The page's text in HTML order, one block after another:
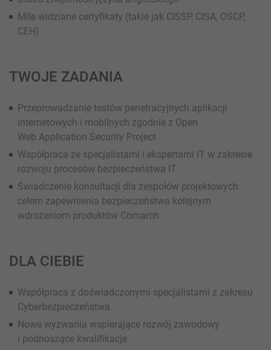
Mile widziane certyfikaty (takie jak CISSP, CISA, OSCP,
CEH)
TWOJE ZADANIA
Przeprowadzanie testów penetracyjnych aplikacji
internetowych i mobilnych zgodnie z Open
Web Application Security Project
Współpraca ze specjalistami i ekspertami IT w zakresie
rozwoju procesów bezpieczeństwa IT
Świadczenie konsultacji dla zespołów projektowych
celem zapewnienia bezpieczeństwa kolejnym
wdrożeniom produktów Comarch
DLA CIEBIE
Współpraca z doświadczonymi specjalistami z zakresu
Cyberbezpieczeństwa
Nowe wyzwania wspierające rozwój zawodowy
i podnoszące kwalifikacje